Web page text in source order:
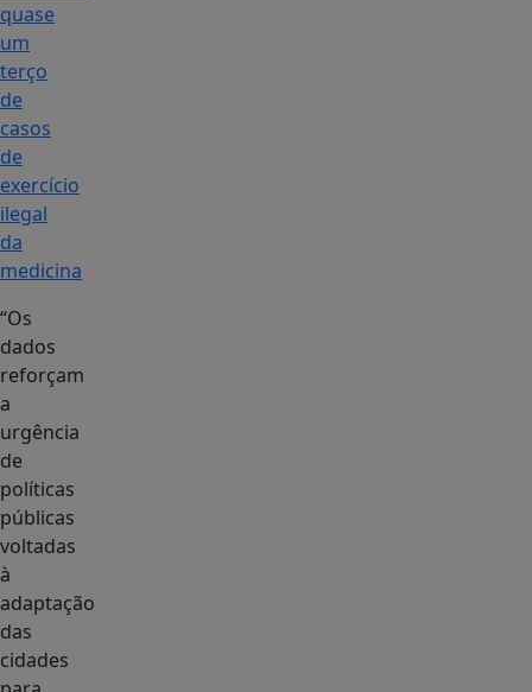
quase
um
terço
de
casos
de
exercício
ilegal
da
medicina
“Os
dados
reforçam
a
urgência
de
políticas
públicas
voltadas
à
adaptação
das
cidades